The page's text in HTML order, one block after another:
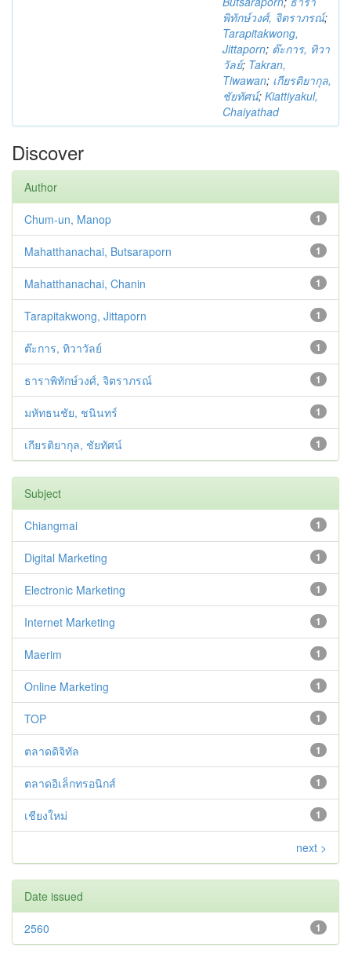
พิทักษ์วงศ์, จิตราภรณ์;
Tarapitakwong,
Jittaporn; ต๊ะการ, ทิวา
วัลย์; Takran,
Tiwawan; เกียรติยากุล,
ชัยทัศน์; Kiattiyakul,
Chaiyathad
Discover
Author
1
Chum-un, Manop
1
Mahatthanachai, Butsaraporn
1
Mahatthanachai, Chanin
1
Tarapitakwong, Jittaporn
1
ต๊ะการ, ทิวาวัลย์
1
ธาราพิทักษ์วงศ์, จิตราภรณ์
1
มหัทธนชัย, ชนินทร์
1
เกียรติยากุล, ชัยทัศน์
Subject
1
Chiangmai
1
Digital Marketing
1
Electronic Marketing
1
Internet Marketing
1
Maerim
1
Online Marketing
1
TOP
1
ตลาดดิจิทัล
1
ตลาดอิเล็กทรอนิกส์
1
เชียงใหม่
next >
Date issued
1
2560